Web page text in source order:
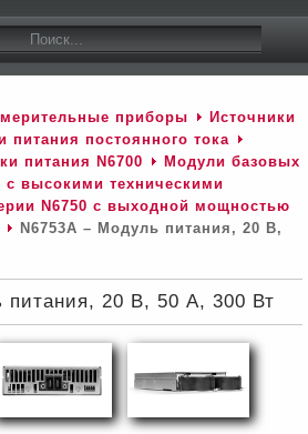
приборы
Источники
питания постоянного тока
питания N6700
Модули базовых
с высокими техническими
N6750 c выходной мощностью
N6753A – Модуль питания, 20 В,
питания, 20 В, 50 А, 300 Вт